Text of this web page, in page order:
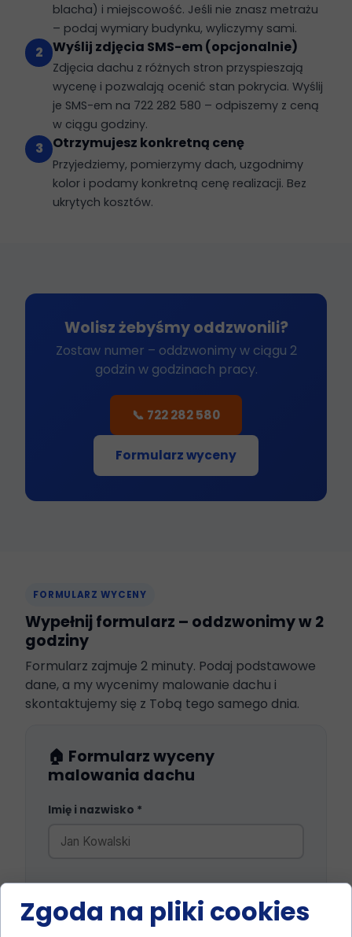
blacha) i miejscowość. Jeśli nie znasz metrażu
– podaj wymiary budynku, wyliczymy sami.
2 Wyślij zdjęcia SMS-em (opcjonalnie)
Zdjęcia dachu z różnych stron przyspieszają
wycenę i pozwalają ocenić stan pokrycia. Wyślij
je SMS-em na 722 282 580 – odpiszemy z ceną
w ciągu godziny.
3 Otrzymujesz konkretną cenę
Przyjedziemy, pomierzymy dach, uzgodnimy
kolor i podamy konkretną cenę realizacji. Bez
ukrytych kosztów.
Wolisz żebyśmy oddzwonili?
Zostaw numer – oddzwonimy w ciągu 2
godzin w godzinach pracy.
📞 722 282 580
Formularz wyceny
FORMULARZ WYCENY
Wypełnij formularz – oddzwonimy w 2
godziny
Formularz zajmuje 2 minuty. Podaj podstawowe
dane, a my wycenimy malowanie dachu i
skontaktujemy się z Tobą tego samego dnia.
🏠 Formularz wyceny
malowania dachu
Imię i nazwisko *
Zgoda na pliki cookies